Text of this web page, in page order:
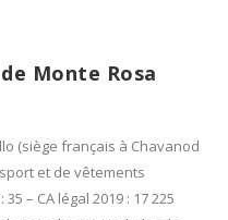
Monte Rosa
(siège français à Chavanod
et de vêtements
– CA légal 2019 : 17 225